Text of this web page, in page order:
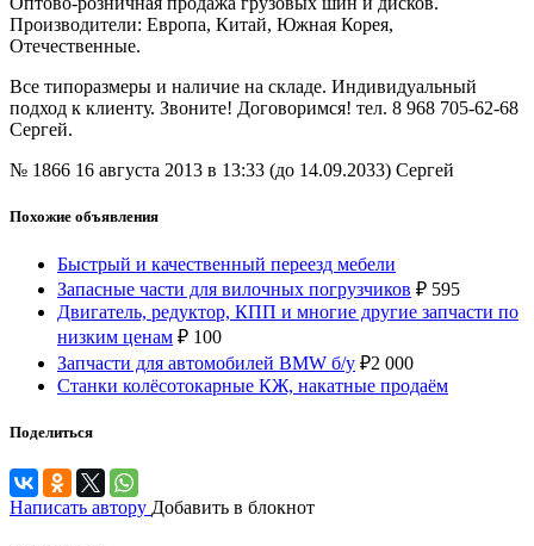
Производители: Европа, Китай, Южная Корея,
Отечественные.
Все типоразмеры и наличие на складе. Индивидуальный
подход к клиенту. Звоните! Договоримся! тел. 8 968 705-62-68
Сергей.
№ 1866 16 августа 2013 в 13:33 (до 14.09.2033) Сергей
Похожие объявления
Быстрый и качественный переезд мебели
Запасные части для вилочных погрузчиков ₽ 595
Двигатель, редуктор, КПП и многие другие запчасти по
низким ценам ₽ 100
Запчасти для автомобилей BMW б/у ₽2 000
Cтанки колёсотокарные КЖ, накатные продаём
Поделиться
Написать автору Добавить в блокнот